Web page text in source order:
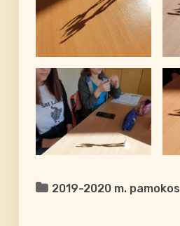
2019-2020 m. pamokos